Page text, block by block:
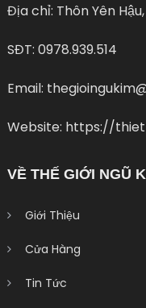
Địa chỉ: Thôn Yên
SĐT: 0978.939.514
Email:
Website: https://
VỀ THẾ GIỚI NGŨ
Giới Thiệu
Cửa Hàng
Tin Tức